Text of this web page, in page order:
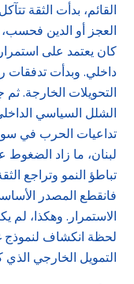
القائم، بدأت الثقة
العجز أو الدين
كان يعتمد على
داخلي. وبدأت تدفقات
التحويلات الخارجة.
الشلل السياسي
تداعيات الحرب في
لبنان، ما زاد الضغوط
تباطؤ النمو وتراجع
فانقطع المصدر
لحظة انكشاف
التمويل الخارجي الذي